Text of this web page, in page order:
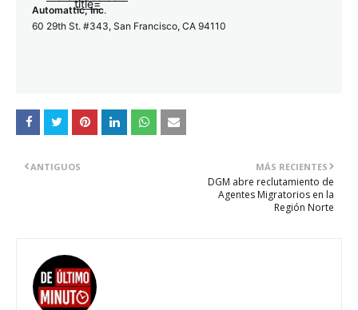
Automattic, Inc.
60 29th St. #343, San Francisco, CA 94110
MÁS RECIENTES
DGM abre reclutamiento de
Agentes Migratorios en la
Región Norte
ANTIGUOS